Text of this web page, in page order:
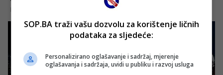
SOP.BA traži vašu dozvolu za korištenje ličnih
podataka za sljedeće:
Personalizirano oglašavanje i sadržaj, mjerenje
oglašavanja i sadržaja, uvidi u publiku i razvoj usluga